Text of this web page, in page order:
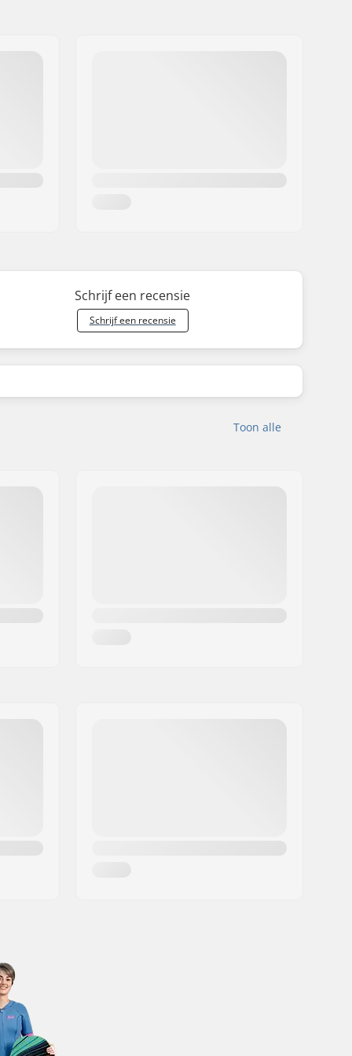
Schrijf een recensie
Schrijf een recensie
Toon alle